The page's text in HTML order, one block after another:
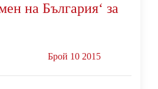
на България‘ за
Брой 10 2015